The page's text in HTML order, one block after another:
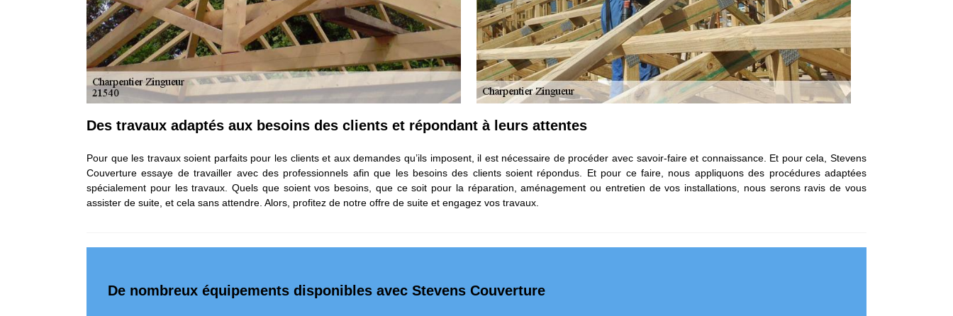
Des travaux adaptés aux besoins des clients et répondant à leurs attentes
Pour que les travaux soient parfaits pour les clients et aux demandes qu’ils imposent, il est nécessaire de procéder avec savoir-faire et connaissance. Et pour cela, Stevens
Couverture essaye de travailler avec des professionnels afin que les besoins des clients soient répondus. Et pour ce faire, nous appliquons des procédures adaptées
spécialement pour les travaux. Quels que soient vos besoins, que ce soit pour la réparation, aménagement ou entretien de vos installations, nous serons ravis de vous
assister de suite, et cela sans attendre. Alors, profitez de notre offre de suite et engagez vos travaux.
De nombreux équipements disponibles avec Stevens Couverture